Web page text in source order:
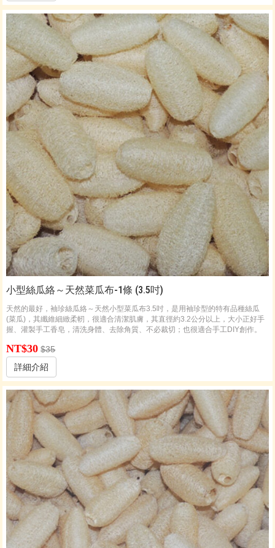
小型絲瓜絡～天然菜瓜布-1條 (3.5吋)
天然的最好，袖珍絲瓜絡～天然小型菜瓜布3.5吋，是用袖珍型的特有品種絲瓜
(菜瓜)，其纖維細緻柔軔，很適合清潔肌膚，其直徑約3.2公分以上，大小正好手
握、灌製手工香皂，清洗身體、去除角質、不必裁切；也很適合手工DIY創作。
NT$30 $35
詳細介紹